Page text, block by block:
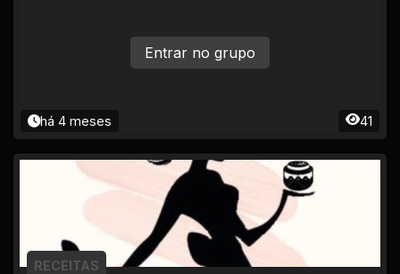
há 4 meses 41
Entrar no grupo
RECEITAS